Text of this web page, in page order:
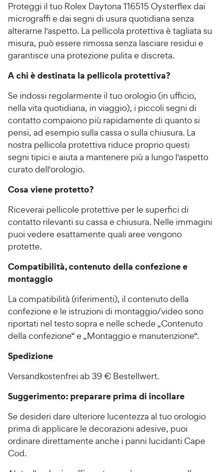
Proteggi il tuo Rolex Daytona 116515 Oysterflex dai
micrograffi e dai segni di usura quotidiana senza
alterarne l'aspetto. La pellicola protettiva è tagliata su
misura, può essere rimossa senza lasciare residui e
garantisce una protezione pulita e discreta.
A chi è destinata la pellicola protettiva?
Se indossi regolarmente il tuo orologio (in ufficio,
nella vita quotidiana, in viaggio), i piccoli segni di
contatto compaiono più rapidamente di quanto si
pensi, ad esempio sulla cassa o sulla chiusura. La
nostra pellicola protettiva riduce proprio questi
segni tipici e aiuta a mantenere più a lungo l'aspetto
curato dell'orologio.
Cosa viene protetto?
Riceverai pellicole protettive per le superfici di
contatto rilevanti su cassa e chiusura. Nelle immagini
puoi vedere esattamente quali aree vengono
protette.
Compatibilità, contenuto della confezione e
montaggio
La compatibilità (riferimenti), il contenuto della
confezione e le istruzioni di montaggio/video sono
riportati nel testo sopra e nelle schede „Contenuto
della confezione“ e „Montaggio e manutenzione“.
Spedizione
Versandkostenfrei ab 39 € Bestellwert.
Suggerimento: preparare prima di incollare
Se desideri dare ulteriore lucentezza al tuo orologio
prima di applicare le decorazioni adesive, puoi
ordinare direttamente anche i panni lucidanti Cape
Cod.